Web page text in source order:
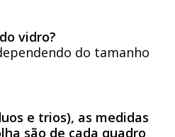
vidro?
do tamanho
e trios), as medidas
são de cada quadro